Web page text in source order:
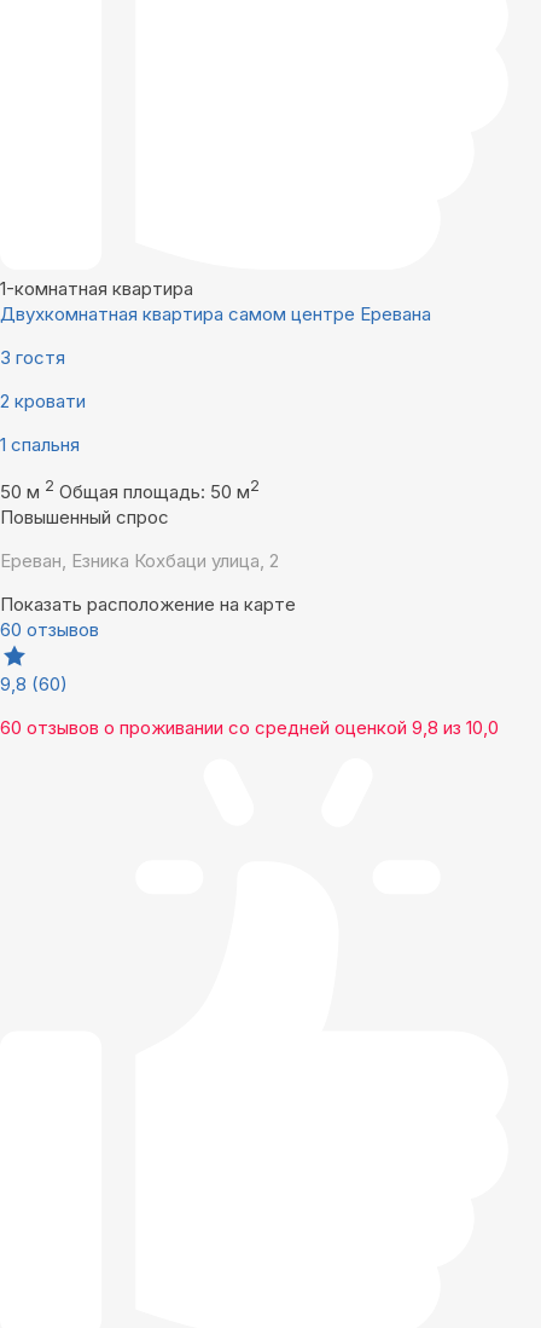
1-комнатная квартира
Двухкомнатная квартира самом центре Еревана
3 гостя
2 кровати
1 спальня
50 м 2 Общая площадь: 50 м2
Повышенный спрос
Ереван, Езника Кохбаци улица, 2
Показать расположение на карте
60 отзывов
9,8 (60)
60 отзывов о проживании со средней оценкой 9,8 из 10,0